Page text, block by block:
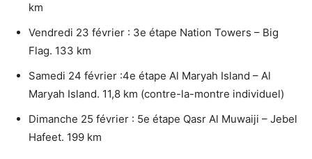
km
Vendredi 23 février : 3e étape Nation Towers – Big
Flag. 133 km
Samedi 24 février :4e étape Al Maryah Island – Al
Maryah Island. 11,8 km (contre-la-montre individuel)
Dimanche 25 février : 5e étape Qasr Al Muwaiji – Jebel
Hafeet. 199 km